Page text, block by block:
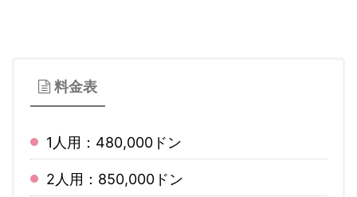
料金表
1人用：480,000ドン
2人用：850,000ドン